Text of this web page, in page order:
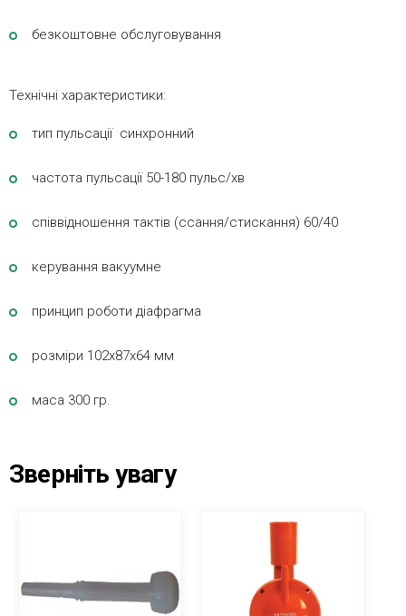
безкоштовне обслуговування
Технічні характеристики:
тип пульсації синхронний
частота пульсації 50-180 пульс/хв
cпіввідношення тактів (ссання/стискання) 60/40
керування вакуумне
принцип роботи діафрагма
розміри 102х87х64 мм
маса 300 гр.
Зверніть увагу